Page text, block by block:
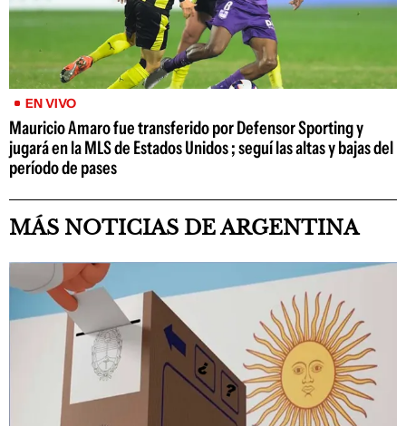
EN VIVO
Mauricio Amaro fue transferido por Defensor Sporting y
jugará en la MLS de Estados Unidos ; seguí las altas y bajas del
período de pases
MÁS NOTICIAS DE ARGENTINA